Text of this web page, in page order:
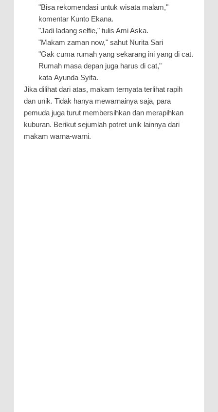
"Bisa rekomendasi untuk wisata malam,"
komentar Kunto Ekana.
"Jadi ladang selfie," tulis Ami Aska.
"Makam zaman now," sahut Nurita Sari
"Gak cuma rumah yang sekarang ini yang di cat.
Rumah masa depan juga harus di cat,"
kata Ayunda Syifa.
Jika dilihat dari atas, makam ternyata terlihat rapih
dan unik. Tidak hanya mewarnainya saja, para
pemuda juga turut membersihkan dan merapihkan
kuburan. Berikut sejumlah potret unik lainnya dari
makam warna-warni.